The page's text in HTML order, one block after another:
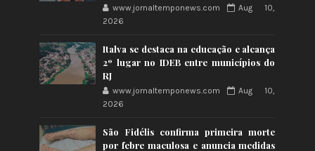
www.jornaltemponews.com
Aug 10,
2026
Italva se destaca na educação e alcança
2º lugar no IDEB entre municípios do
RJ
www.jornaltemponews.com
Aug 10,
2026
São Fidélis confirma primeira morte
por febre maculosa e anuncia medidas